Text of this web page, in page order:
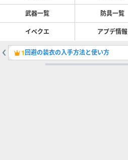
武器一覧 防具一覧
イベクエ アプデ情報
1回避の装衣の入手方法と使い方